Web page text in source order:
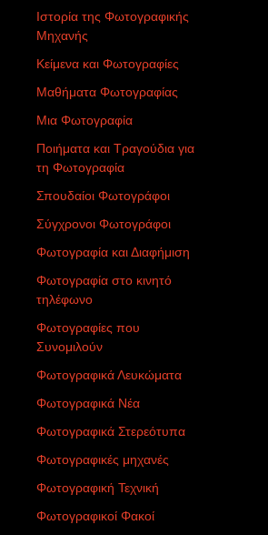
Ιστορία της Φωτογραφικής
Μηχανής
Κείμενα και Φωτογραφίες
Μαθήματα Φωτογραφίας
Μια Φωτογραφία
Ποιήματα και Τραγούδια για
τη Φωτογραφία
Σπουδαίοι Φωτογράφοι
Σύγχρονοι Φωτογράφοι
Φωτογραφία και Διαφήμιση
Φωτογραφία στο κινητό
τηλέφωνο
Φωτογραφίες που
Συνομιλούν
Φωτογραφικά Λευκώματα
Φωτογραφικά Νέα
Φωτογραφικά Στερεότυπα
Φωτογραφικές μηχανές
Φωτογραφική Τεχνική
Φωτογραφικοί Φακοί